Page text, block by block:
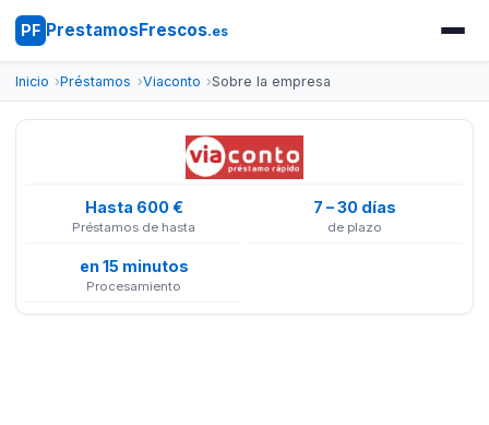
PF PrestamosFrescos.es
Inicio Préstamos Viaconto Sobre la empresa
Hasta 600 €
Préstamos de hasta
7 – 30 días
de plazo
en 15 minutos
Procesamiento